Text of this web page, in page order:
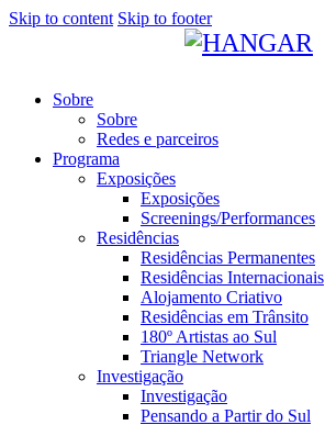
Skip to content Skip to footer
Sobre
Sobre
Redes e parceiros
Programa
Exposições
Exposições
Screenings/Performances
Residências
Residências Permanentes
Residências Internacionais
Alojamento Criativo
Residências em Trânsito
180º Artistas ao Sul
Triangle Network
Investigação
Investigação
Pensando a Partir do Sul